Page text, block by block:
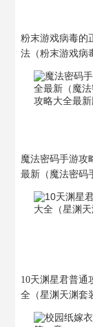
粉末游戏病毒的
法（粉末游戏病
确玩法图片）
魔法密码手游攻
最新（魔法密码
略大全最新版本
10天渊星君普通
全（星渊天渊套